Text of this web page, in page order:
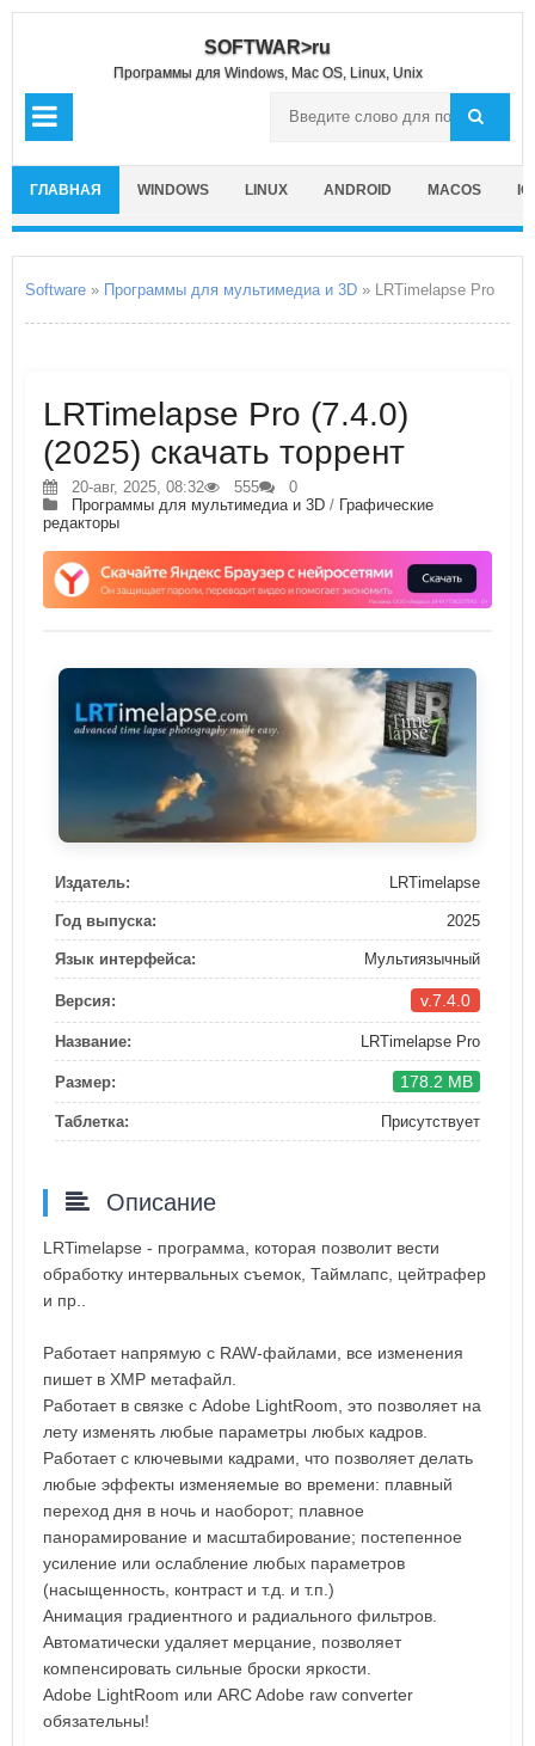
SOFTWAR>ru
Программы для Windows, Mac OS, Linux, Unix
ГЛАВНАЯ WINDOWS LINUX ANDROID MACOS
Software » Программы для мультимедиа и 3D » LRTimelapse Pro
LRTimelapse Pro (7.4.0)
(2025) скачать торрент
20-авг, 2025, 08:32 555
0
Программы для мультимедиа и 3D / Графические
редакторы
Издатель: LRTimelapse
Год выпуска: 2025
Язык интерфейса: Мультиязычный
Версия: v.7.4.0
Название: LRTimelapse Pro
Размер: 178.2 MB
Таблетка: Присутствует
Описание
LRTimelapse - программа, которая позволит вести
обработку интервальных съемок, Таймлапс, цейтрафер
и пр..
Работает напрямую с RAW-файлами, все изменения
пишет в XMP метафайл.
Работает в связке с Adobe LightRoom, это позволяет на
лету изменять любые параметры любых кадров.
Работает с ключевыми кадрами, что позволяет делать
любые эффекты изменяемые во времени: плавный
переход дня в ночь и наоборот; плавное
панорамирование и масштабирование; постепенное
усиление или ослабление любых параметров
(насыщенность, контраст и т.д. и т.п.)
Анимация градиентного и радиального фильтров.
Автоматически удаляет мерцание, позволяет
компенсировать сильные броски яркости.
Adobe LightRoom или ARC Adobe raw converter
обязательны!